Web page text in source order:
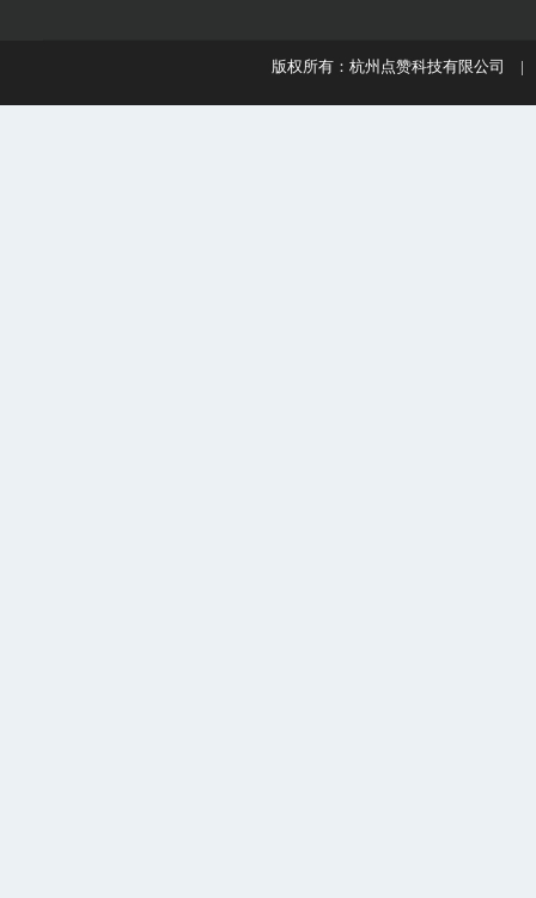
版权所有：杭州点赞科技有限公司